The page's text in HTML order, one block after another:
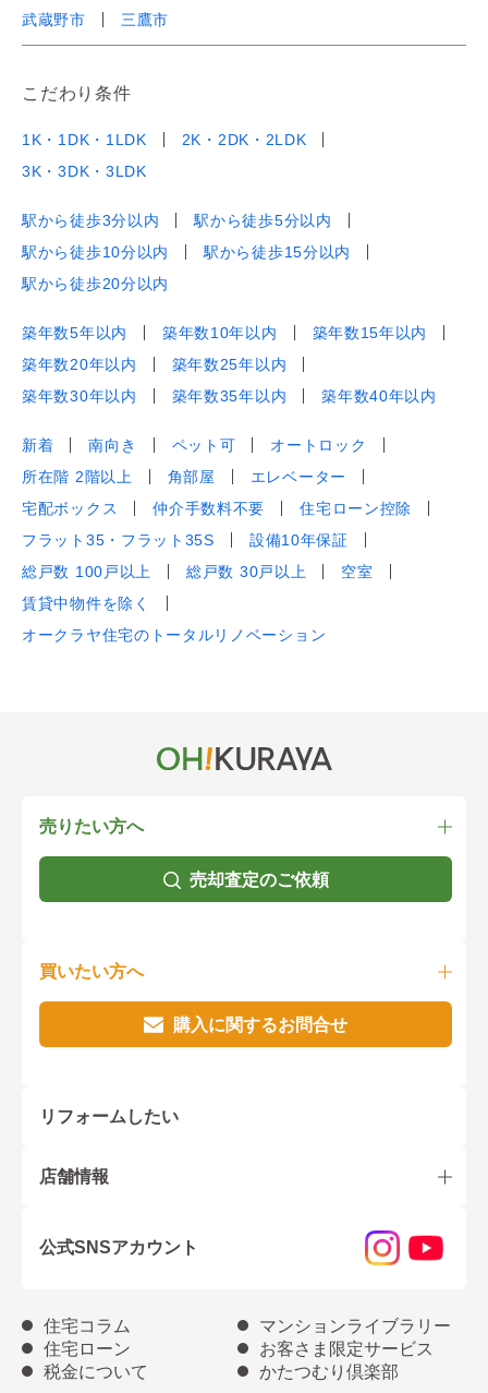
武蔵野市
三鷹市
こだわり条件
1K・1DK・1LDK
2K・2DK・2LDK
3K・3DK・3LDK
駅から徒歩3分以内
駅から徒歩5分以内
駅から徒歩10分以内
駅から徒歩15分以内
駅から徒歩20分以内
築年数5年以内 築年数10年以内
築年数15年以内
築年数20年以内
築年数25年以内
築年数30年以内
築年数35年以内 築年数40年以内
新着 南向き ペット可
オートロック
所在階 2階以上
角部屋
エレベーター
宅配ボックス
仲介手数料不要
住宅ローン控除
フラット35・フラット35S
設備10年保証
総戸数 100戸以上
総戸数 30戸以上
空室
賃貸中物件を除く
オークラヤ住宅のトータルリノベーション
売りたい方へ
売却査定のご依頼
買いたい方へ
購入に関するお問合せ
リフォームしたい
店舗情報
公式SNSアカウント
住宅コラム
マンションライブラリー
住宅ローン
お客さま限定サービス
税金について
かたつむり倶楽部